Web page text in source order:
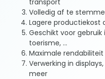
Volledig af te
Lagere productiekost
Geschikt voor
toerisme, …
Maximale rendabiliteit
Verwerking in
meer